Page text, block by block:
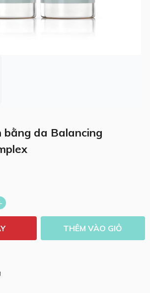
bằng da Balancing
THÊM VÀO GIỎ